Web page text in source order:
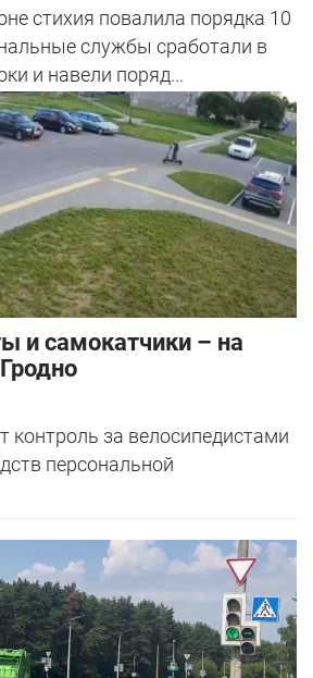
стихия повалила порядка 10
службы сработали в
и навели поряд...
и самокатчики – на
контроль за велосипедистами
персональной